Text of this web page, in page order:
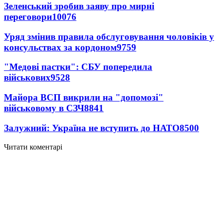
Зеленський зробив заяву про мирні
переговори10076
Уряд змінив правила обслуговування чоловіків у
консульствах за кордоном9759
"Медові пастки": СБУ попередила
військових9528
Майора ВСП викрили на "допомозі"
військовому в СЗЧ8841
Залужний: Україна не вступить до НАТО8500
Читати коментарі